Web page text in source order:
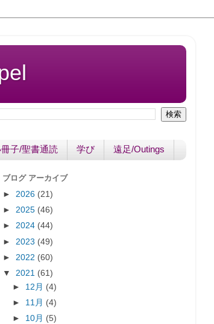
子/聖書通読 学び 遠足/Outings
ブログ アーカイブ
► 2026 (21)
► 2025 (46)
► 2024 (44)
► 2023 (49)
► 2022 (60)
▼ 2021 (61)
► 12月 (4)
► 11月 (4)
► 10月 (5)